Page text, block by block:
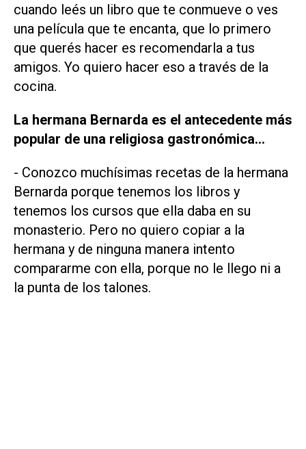
cuando leés un libro que te conmueve o ves
una película que te encanta, que lo primero
que querés hacer es recomendarla a tus
amigos. Yo quiero hacer eso a través de la
cocina.
La hermana Bernarda es el antecedente más
popular de una religiosa gastronómica…
- Conozco muchísimas recetas de la hermana
Bernarda porque tenemos los libros y
tenemos los cursos que ella daba en su
monasterio. Pero no quiero copiar a la
hermana y de ninguna manera intento
compararme con ella, porque no le llego ni a
la punta de los talones.